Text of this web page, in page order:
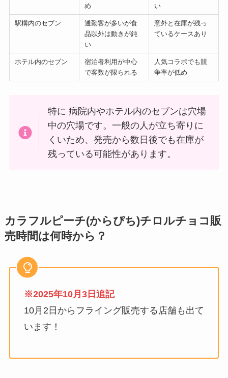
め
い
駅構内のセブン
通勤客が多いが食
品以外は動きが鈍
い
意外と在庫が残っ
ているケースあり
ホテル内のセブン
宿泊者利用が中心
で客数が限られる
人気コラボでも競
争率が低め
特に 病院内やホテル内のセブンは穴場
中の穴場です。一般の人が立ち寄りに
くいため、発売から数日後でも在庫が
残っている可能性があります。
カラフルピーチ(からぴち)チロルチョコ販
売時間は何時から？
※2025年10月3日追記
10月2日からフライング販売する店舗も出て
います！